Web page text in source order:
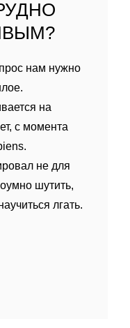
нам нужно
на
с момента
не для
шутить,
лгать.